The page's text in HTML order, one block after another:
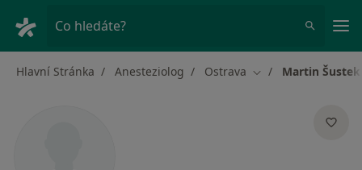
Co hledáte?
Hlavní Stránka Anesteziolog Ostrava Změna města
Martin Šustek